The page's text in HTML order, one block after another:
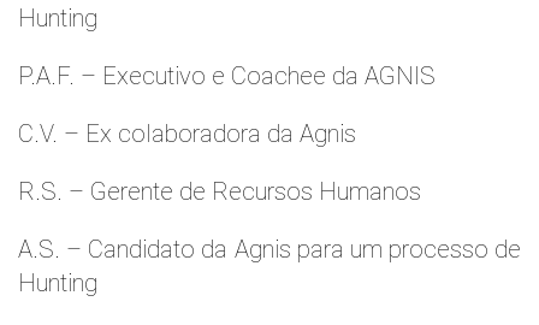
Hunting
P.A.F. – Executivo e Coachee da AGNIS
C.V. – Ex colaboradora da Agnis
R.S. – Gerente de Recursos Humanos
A.S. – Candidato da Agnis para um processo de
Hunting